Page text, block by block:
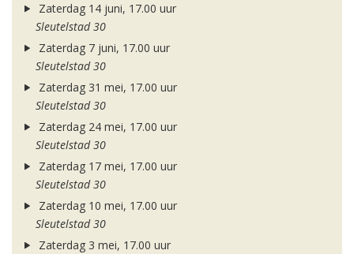
Zaterdag 14 juni, 17.00 uur
Sleutelstad 30
Zaterdag 7 juni, 17.00 uur
Sleutelstad 30
Zaterdag 31 mei, 17.00 uur
Sleutelstad 30
Zaterdag 24 mei, 17.00 uur
Sleutelstad 30
Zaterdag 17 mei, 17.00 uur
Sleutelstad 30
Zaterdag 10 mei, 17.00 uur
Sleutelstad 30
Zaterdag 3 mei, 17.00 uur